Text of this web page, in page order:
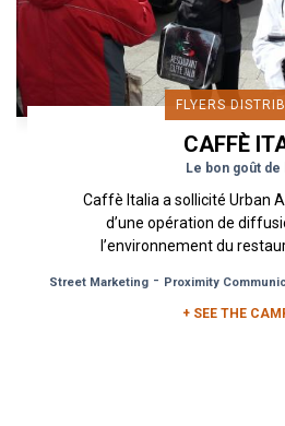
FLYERS
CAFFÈ
Le bon goût de
Caffè Italia a sollicité Urban
d’une opération de
l’environnement du
Street Marketing - Proximity
+ SEE THE